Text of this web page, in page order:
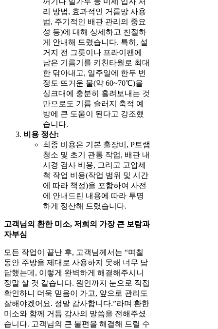
리 방법, 효과적인 거름망 사용
법, 주기적인 배관 관리의 중요
성 등)에 대해 상세하고 친절하
게 안내해 드렸습니다. 특히, 설
거지 전 그릇이나 프라이팬에
남은 기름기를 키친타월로 최대
한 닦아내고, 일주일에 한두 번
정도 뜨거운 물(약 60~70℃)을
싱크대에 충분히 흘려보내는 것
만으로도 기름 슬러지 축적 예
방에 큰 도움이 된다고 강조했
습니다.
비용 정산:
최종 비용은 기본 출장비, P트랩
청소 및 초기 관통 작업, 배관 내
시경 검사 비용, 그리고 고압세
척 작업 비용(작업 범위 및 시간
에 따라 책정)을 포함하여 사전
에 안내드린 내용에 따라 투명
하게 정산해 드렸습니다.
고객님의 환한 미소, 저희의 가장 큰 보람과
자부심
모든 작업이 끝난 후, 고객님께서는 “며칠
동안 주방을 제대로 사용하지 못해 너무 답
답했는데, 이렇게 완벽하게 해결해주시니
정말 살 것 같습니다. 원인까지 눈으로 직접
확인하니 더욱 믿음이 가고, 앞으로 관리도
잘해야겠어요. 정말 감사합니다.”라며 환한
미소와 함께 거듭 감사의 말씀을 전해주셨
습니다. 고객님의 큰 불편을 해결해 드릴 수